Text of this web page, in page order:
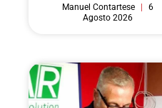
Manuel Contartese
6
Agosto 2026